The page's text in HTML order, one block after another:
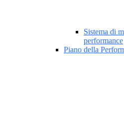
Sistema di
performance
Piano della